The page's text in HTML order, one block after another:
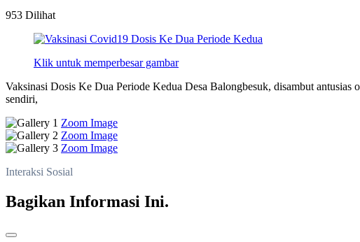
953 Dilihat
Klik untuk memperbesar gambar
Vaksinasi Dosis Ke Dua Periode Kedua Desa Balongbesuk, disambut
sendiri,
Zoom Image
Zoom Image
Zoom Image
Interaksi Sosial
Bagikan Informasi Ini.